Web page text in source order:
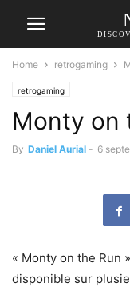
Home retrogaming
retrogaming
Monty on
By Daniel Aurial - 6
« Monty on the Run
disponible sur